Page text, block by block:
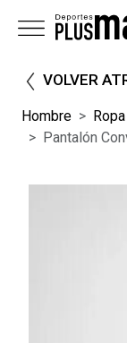
VOLVER
Hombre Ropa
Pantalón